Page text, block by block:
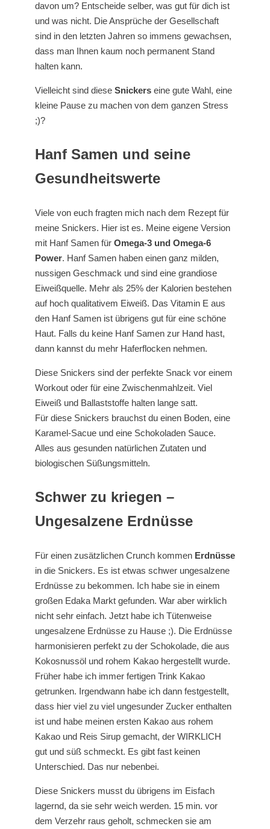
davon um? Entscheide selber, was gut für dich ist
und was nicht. Die Ansprüche der Gesellschaft
sind in den letzten Jahren so immens gewachsen,
dass man Ihnen kaum noch permanent Stand
halten kann.
Vielleicht sind diese Snickers eine gute Wahl, eine
kleine Pause zu machen von dem ganzen Stress
;)?
Hanf Samen und seine
Gesundheitswerte
Viele von euch fragten mich nach dem Rezept für
meine Snickers. Hier ist es. Meine eigene Version
mit Hanf Samen für Omega-3 und Omega-6
Power. Hanf Samen haben einen ganz milden,
nussigen Geschmack und sind eine grandiose
Eiweißquelle. Mehr als 25% der Kalorien bestehen
auf hoch qualitativem Eiweiß. Das Vitamin E aus
den Hanf Samen ist übrigens gut für eine schöne
Haut. Falls du keine Hanf Samen zur Hand hast,
dann kannst du mehr Haferflocken nehmen.
Diese Snickers sind der perfekte Snack vor einem
Workout oder für eine Zwischenmahlzeit. Viel
Eiweiß und Ballaststoffe halten lange satt.
Für diese Snickers brauchst du einen Boden, eine
Karamel-Sacue und eine Schokoladen Sauce.
Alles aus gesunden natürlichen Zutaten und
biologischen Süßungsmitteln.
Schwer zu kriegen –
Ungesalzene Erdnüsse
Für einen zusätzlichen Crunch kommen Erdnüsse
in die Snickers. Es ist etwas schwer ungesalzene
Erdnüsse zu bekommen. Ich habe sie in einem
großen Edaka Markt gefunden. War aber wirklich
nicht sehr einfach. Jetzt habe ich Tütenweise
ungesalzene Erdnüsse zu Hause ;). Die Erdnüsse
harmonisieren perfekt zu der Schokolade, die aus
Kokosnussöl und rohem Kakao hergestellt wurde.
Früher habe ich immer fertigen Trink Kakao
getrunken. Irgendwann habe ich dann festgestellt,
dass hier viel zu viel ungesunder Zucker enthalten
ist und habe meinen ersten Kakao aus rohem
Kakao und Reis Sirup gemacht, der WIRKLICH
gut und süß schmeckt. Es gibt fast keinen
Unterschied. Das nur nebenbei.
Diese Snickers musst du übrigens im Eisfach
lagernd, da sie sehr weich werden. 15 min. vor
dem Verzehr raus geholt, schmecken sie am